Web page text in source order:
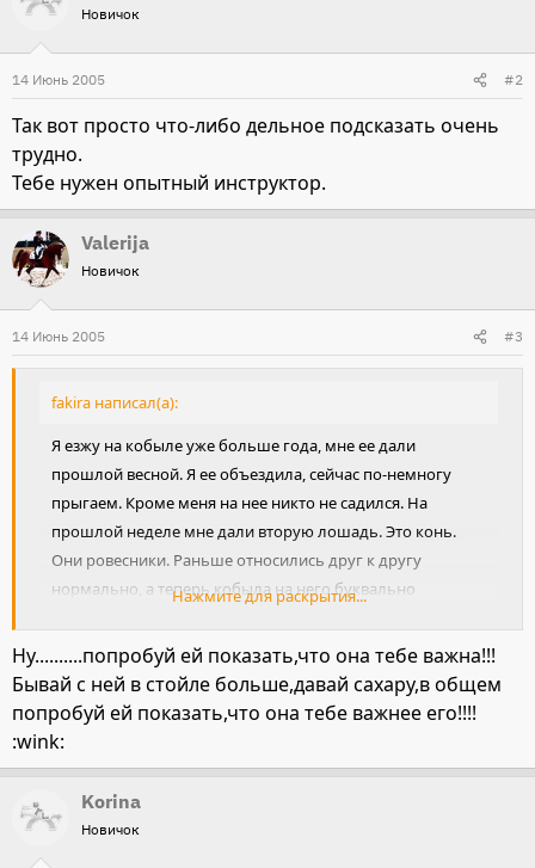
Новичок
14 Июнь 2005 #2
Так вот просто что-либо дельное подсказать очень
трудно.
Тебе нужен опытный инструктор.
Valerija
Новичок
14 Июнь 2005 #3
fakira написал(а):
Я езжу на кобыле уже больше года, мне ее дали
прошлой весной. Я ее объездила, сейчас по-немногу
прыгаем. Кроме меня на нее никто не садился. На
прошлой неделе мне дали вторую лошадь. Это конь.
Они ровесники. Раньше относились друг к другу
нормально, а теперь кобыла на него буквально
отзываться на имя, подходить в леваде. Когда гуляет -
дерется с другими лошадьми (раньше этого не было).
Конюхов кусает, на подпускает к себе. Подскажите, что
делать?
Нажмите для раскрытия...
Ну..........попробуй ей показать,что она тебе важна!!!
Бывай с ней в стойле больше,давай сахару,в общем
попробуй ей показать,что она тебе важнее его!!!!
:wink:
Korina
Новичок